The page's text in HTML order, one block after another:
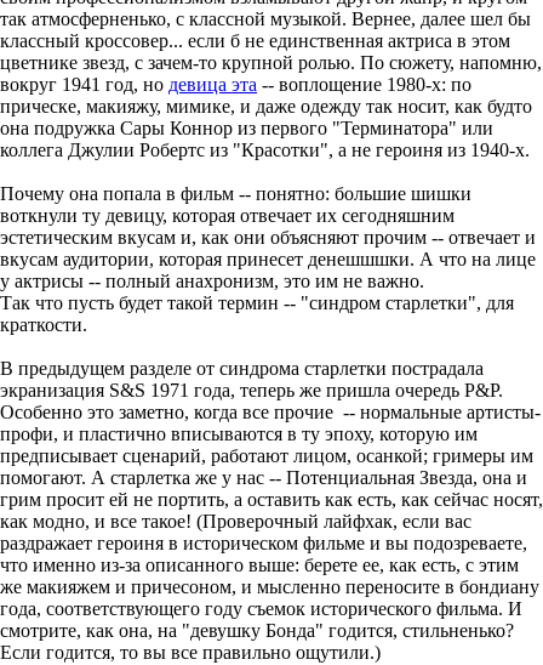
так атмосферненько, с классной музыкой. Вернее, далее шел бы
классный кроссовер... если б не единственная актриса в этом
цветнике звезд, с зачем-то крупной ролью. По сюжету, напомню,
вокруг 1941 год, но девица эта -- воплощение 1980-х: по
прическе, макияжу, мимике, и даже одежду так носит, как будто
она подружка Сары Коннор из первого "Терминатора" или
коллега Джулии Робертс из "Красотки", а не героиня из 1940-х.
Почему она попала в фильм -- понятно: большие шишки
воткнули ту девицу, которая отвечает их сегодняшним
эстетическим вкусам и, как они объясняют прочим -- отвечает и
вкусам аудитории, которая принесет денешшшки. А что на лице
у актрисы -- полный анахронизм, это им не важно.
Так что пусть будет такой термин -- "синдром старлетки", для
краткости.
В предыдущем разделе от синдрома старлетки пострадала
экранизация S&S 1971 года, теперь же пришла очередь P&P.
Особенно это заметно, когда все прочие -- нормальные артисты-
профи, и пластично вписываются в ту эпоху, которую им
предписывает сценарий, работают лицом, осанкой; гримеры им
помогают. А старлетка же у нас -- Потенциальная Звезда, она и
грим просит ей не портить, а оставить как есть, как сейчас носят,
как модно, и все такое! (Проверочный лайфхак, если вас
раздражает героиня в историческом фильме и вы подозреваете,
что именно из-за описанного выше: берете ее, как есть, с этим
же макияжем и причесоном, и мысленно переносите в бондиану
года, соответствующего году съемок исторического фильма. И
смотрите, как она, на "девушку Бонда" годится, стильненько?
Если годится, то вы все правильно ощутили.)